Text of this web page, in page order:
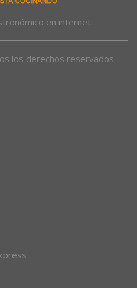
en internet.
los derechos reservados.